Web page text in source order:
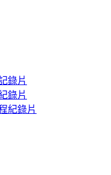
錄片
錄片
紀錄片